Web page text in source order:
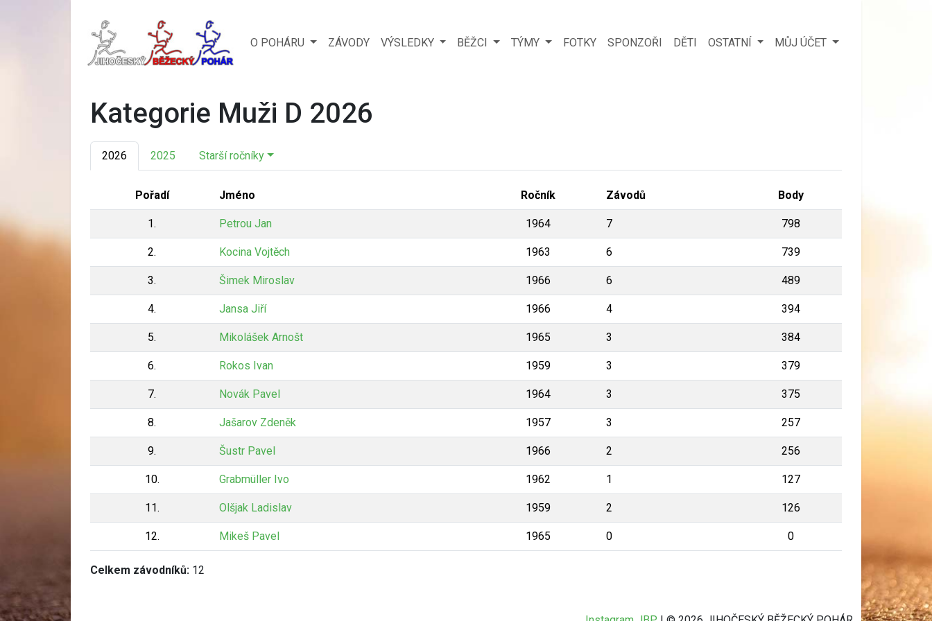
O POHÁRU ZÁVODY VÝSLEDKY BĚŽCI TÝMY FOTKY SPONZOŘI DĚTI OSTATNÍ MŮJ ÚČET
Kategorie Muži D 2026
2026 2025 Starší ročníky
Pořadí Jméno Ročník Závodů Body
1. Petrou Jan 1964 7 798
2. Kocina Vojtěch 1963 6 739
3. Šimek Miroslav 1966 6 489
4. Jansa Jiří 1966 4 394
5. Mikolášek Arnošt 1965 3 384
6. Rokos Ivan 1959 3 379
7. Novák Pavel 1964 3 375
8. Jašarov Zdeněk 1957 3 257
9. Šustr Pavel 1966 2 256
10. Grabmüller Ivo 1962 1 127
11. Olšjak Ladislav 1959 2 126
12. Mikeš Pavel 1965 0 0
Celkem závodníků: 12